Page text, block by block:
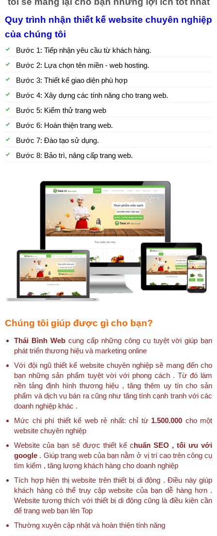
Quy trình nhận thiết kế website chuyên nghiệp
của chúng tôi
Bước 1: Tiếp nhận yêu cầu từ khách hàng.
Bước 2: Lựa chọn tên miền - web hosting.
Bước 3: Thiết kế giao diện phù hợp
Bước 4: Xây dựng các tính năng cho trang web.
Bước 5: Kiểm thử trang web
Bước 6: Hoàn thiện trang web.
Bước 7: Đào tạo sử dụng.
Bước 8: Bảo trì, nâng cấp trang web.
Chúng tôi giúp được gì cho bạn?
Thái Bình Web cung cấp những công cụ tuyệt vời giúp bạn
phát triển thương hiệu và marketing online
Với đội ngũ thiết kế website chuyên nghiệp sẽ mang đến cho
bạn những sản phẩm tuyệt vời với phong cách . Từ đó làm
nền tảng định hình thương hiệu , tăng thêm uy tín cho sản
phẩm và dịch vụ bán ra cũng như tăng tính cạnh tranh với các
doanh nghiệp khác .
Mức chi phí thiết kế web rẻ nhất: chỉ từ 1.500.000 cho một
website chuyên nghiệp
Website của bạn sẽ được thiết kế chuẩn SEO , tối ưu với
google . Giúp trang web của bạn nằm ở vị trí cao trên công cụ
tìm kiếm , tăng lượng khách hàng cho doanh nghiệp
Tích hợp hiện thị website trên thiết bị di động . Điều này giúp
khách hàng có thể truy cập website của bạn dễ hàng hơn .
Website tương thích với thiết bị di động cũng là điều kiện cần
để trang web bạn lên Top
Thường xuyên cập nhật và hoàn thiện tính năng